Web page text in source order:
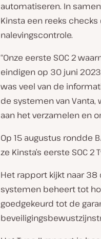
automatiseren. In
Kinsta een reeks
nalevingscontrole.
“Onze eerste SOC 2
eindigen op 30 juni
was veel van de
de systemen van
aan het verzamelen en
Op 15 augustus rondde
ze Kinsta’s eerste SOC 2
Het rapport kijkt naar 38
systemen beheert tot
goedgekeurd tot de